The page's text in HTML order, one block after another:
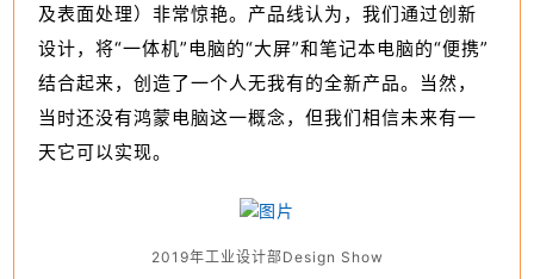
及表面处理）非常惊艳。产品线认为，我们通过创新
设计，将“一体机”电脑的“大屏”和笔记本电脑的“便携”
结合起来，创造了一个人无我有的全新产品。当然，
当时还没有鸿蒙电脑这一概念，但我们相信未来有一
天它可以实现。
2019年工业设计部Design Show